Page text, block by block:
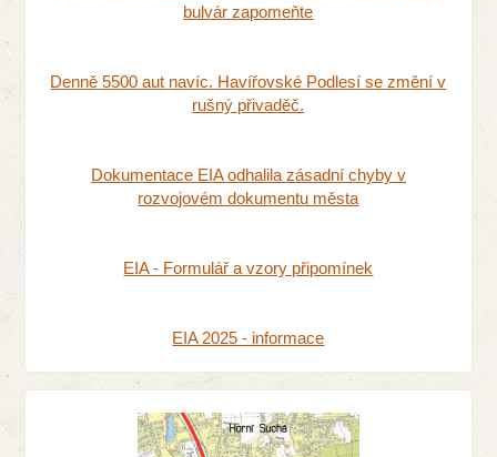
bulvár zapomeňte
Denně 5500 aut navíc. Havířovské Podlesí se změní v
rušný přivaděč.
Dokumentace EIA odhalila zásadní chyby v
rozvojovém dokumentu města
EIA - Formulář a vzory připomínek
EIA 2025 - informace